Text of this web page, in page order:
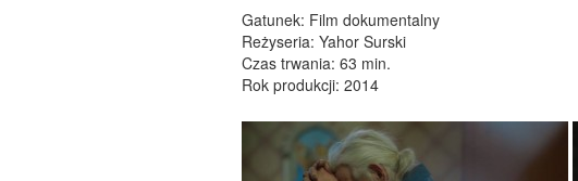
Gatunek: Film dokumentalny
Reżyseria: Yahor Surski
Czas trwania: 63 min.
Rok produkcji: 2014